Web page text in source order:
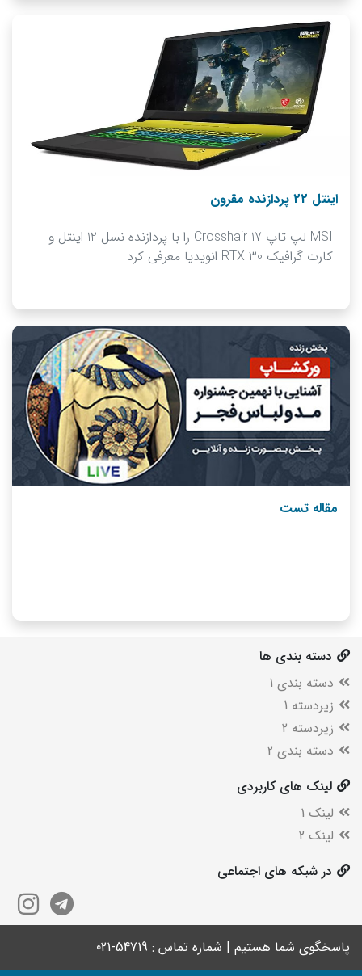
اینتل 22 پردازنده مقرون
MSI لپ‌ تاپ Crosshair 17 را با پردازنده نسل 12 اینتل و
کارت گرافیک RTX 30 انویدیا معرفی کرد
مقاله تست
دسته بندی ها
دسته بندی 1
زیردسته 1
زیردسته 2
دسته بندی 2
لینک های کاربردی
لینک 1
لینک 2
در شبکه های اجتماعی
پاسخگوی شما هستیم | شماره تماس : 54719-021